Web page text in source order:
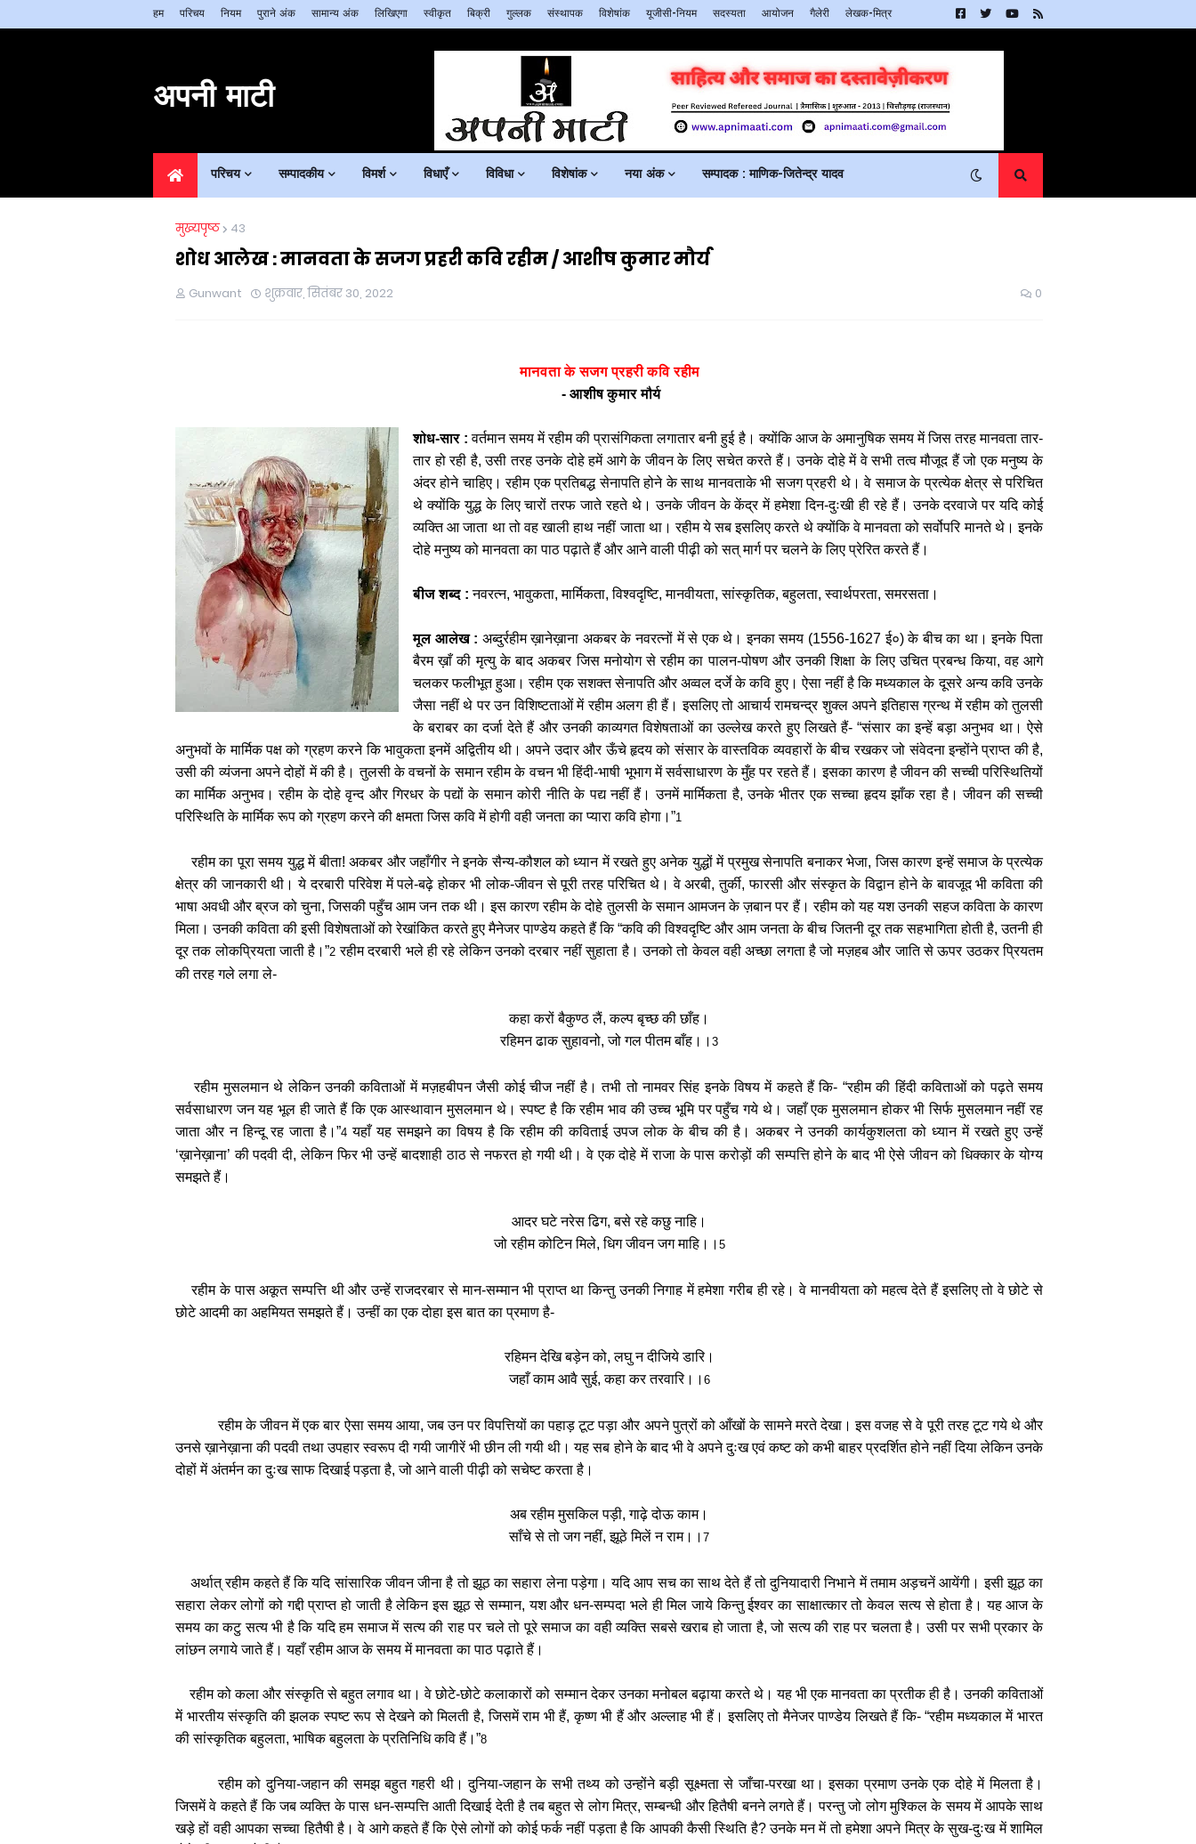
हम परिचय नियम पुराने अंक सामान्य अंक लिखिएगा स्वीकृत बिक्री गुल्लक संस्थापक विशेषांक यूजीसी-नियम सदस्यता आयोजन गैलेरी लेखक-मित्र
अपनी माटी
परिचय सम्पादकीय विमर्श विधाएँ विविधा विशेषांक नया अंक सम्पादक : माणिक-जितेन्द्र यादव
मुख्यपृष्ठ 43
शोध आलेख : मानवता के सजग प्रहरी कवि रहीम / आशीष कुमार मौर्य
Gunwant शुक्रवार, सितंबर 30, 2022 0
मानवता के सजग प्रहरी कवि रहीम
- आशीष कुमार मौर्य
शोध-सार :वर्तमान समय में रहीम की प्रासंगिकता लगातार बनी हुई है। क्योंकि आज के अमानुषिक समय में जिस तरह मानवता तार-
तार हो रही है, उसी तरह उनके दोहे हमें आगे के जीवन के लिए सचेत करते हैं। उनके दोहेमें वे सभी तत्व मौजूद हैं जो एक मनुष्य के
अंदर होने चाहिए। रहीम एक प्रतिबद्ध सेनापति होने के साथ मानवताके भी सजग प्रहरी थे। वे समाज के प्रत्येक क्षेत्र से परिचित
थे क्योंकि युद्ध के लिए चारों तरफ जाते रहते थे। उनके जीवन के केंद्र में हमेशा दिन-दुःखी ही रहे हैं। उनके दरवाजे पर यदि कोई
व्यक्ति आ जाता था तो वह खाली हाथ नहीं जाता था। रहीम ये सब इसलिए करते थे क्योंकि वे मानवता को सर्वोपरि मानते थे। इनके
दोहे मनुष्य को मानवता का पाठ पढ़ाते हैं और आने वाली पीढ़ी को सत् मार्ग पर चलने के लिए प्रेरित करते हैं।
बीज शब्द :नवरत्न, भावुकता, मार्मिकता, विश्वदृष्टि, मानवीयता, सांस्कृतिक, बहुलता, स्वार्थपरता, समरसता।
मूल आलेख : अब्दुर्रहीम ख़ानेख़ाना अकबर के नवरत्नों में से एक थे। इनका समय (1556-1627 ई०) के बीच का था। इनके पिता
बैरम ख़ाँ की मृत्यु के बाद अकबर जिस मनोयोग से रहीम का पालन-पोषण और उनकी शिक्षा के लिए उचित प्रबन्ध किया, वह आगे
चलकर फलीभूत हुआ। रहीम एक सशक्त सेनापति और अव्वल दर्जे के कवि हुए। ऐसा नहीं है कि मध्यकाल के दूसरे अन्य कवि उनके
जैसा नहीं थे पर उन विशिष्टताओं में रहीम अलग ही हैं। इसलिए तो आचार्य रामचन्द्र शुक्ल अपने इतिहास ग्रन्थ में रहीम को तुलसी
के बराबर का दर्जा देते हैं और उनकी काव्यगत विशेषताओं का उल्लेख करते हुए लिखते हैं-“संसार का इन्हें बड़ा अनुभव था। ऐसे
अनुभवों के मार्मिक पक्ष को ग्रहण करने कि भावुकता इनमें अद्वितीय थी। अपने उदार और ऊँचे हृदय को संसार के वास्तविक व्यवहारों के बीच रखकर जो संवेदना इन्होंने प्राप्त की है,
उसी की व्यंजना अपने दोहों में की है। तुलसी के वचनों के समान रहीम के वचन भी हिंदी-भाषी भूभाग में सर्वसाधारण के मुँह पर रहते हैं। इसका कारण है जीवन की सच्ची परिस्थितियों
का मार्मिक अनुभव। रहीम के दोहे वृन्द और गिरधर के पद्यों के समान कोरी नीति के पद्य नहीं हैं। उनमें मार्मिकता है, उनके भीतर एक सच्चा हृदय झाँक रहा है। जीवन की सच्ची
परिस्थिति के मार्मिक रूप को ग्रहण करने की क्षमता जिस कवि में होगी वही जनता का प्यारा कवि होगा।”1
रहीम का पूरा समय युद्ध में बीता! अकबर और जहाँगीर ने इनके सैन्य-कौशल को ध्यान में रखते हुए अनेक युद्धों में प्रमुख सेनापति बनाकर भेजा, जिस कारण इन्हें समाज के प्रत्येक
क्षेत्र की जानकारी थी। ये दरबारी परिवेश में पले-बढ़े होकर भी लोक-जीवन से पूरी तरह परिचित थे। वे अरबी, तुर्की, फारसी और संस्कृत के विद्वान होने के बावजूद भी कविता की
भाषा अवधी और ब्रज को चुना, जिसकी पहुँच आम जन तक थी। इस कारण रहीम के दोहे तुलसी के समान आमजन के ज़बान पर हैं। रहीम को यह यश उनकी सहज कविता के कारण
मिला। उनकी कविता की इसी विशेषताओं को रेखांकित करते हुए मैनेजर पाण्डेय कहते हैं कि “कवि की विश्वदृष्टि और आम जनता के बीच जितनी दूर तक सहभागिता होती है, उतनी ही
दूर तक लोकप्रियता जाती है।”2 रहीम दरबारी भले ही रहे लेकिन उनको दरबार नहीं सुहाता है। उनको तो केवल वही अच्छा लगता है जो मज़हब और जाति से ऊपर उठकर प्रियतम
की तरह गले लगा ले-
कहा करों बैकुण्ठ लैं, कल्प बृच्छ की छाँह।
रहिमन ढाक सुहावनो, जो गल पीतम बाँह।। 3
रहीम मुसलमान थे लेकिन उनकी कविताओं में मज़हबीपन जैसी कोई चीज नहीं है। तभी तो नामवर सिंह इनके विषय में कहते हैं कि- “रहीम की हिंदी कविताओं को पढ़ते समय
सर्वसाधारण जन यह भूल ही जाते हैं कि एक आस्थावान मुसलमान थे। स्पष्ट है कि रहीम भाव की उच्च भूमि पर पहुँच गये थे। जहाँ एक मुसलमान होकर भी सिर्फ मुसलमान नहीं रह
जाता और न हिन्दू रह जाता है।”4 यहाँ यह समझने का विषय है कि रहीम की कविताई उपज लोक के बीच की है। अकबर ने उनकी कार्यकुशलता को ध्यान में रखते हुए उन्हें
‘ख़ानेख़ाना’ की पदवी दी, लेकिन फिर भी उन्हें बादशाही ठाठ से नफरत हो गयी थी। वे एक दोहे में राजा के पास करोड़ों की सम्पत्ति होने के बाद भी ऐसे जीवन को धिक्कार के योग्य
समझते हैं।
आदर घटे नरेस ढिग, बसे रहे कछु नाहि।
जो रहीम कोटिन मिले, धिग जीवन जग माहि।। 5
रहीम के पास अकूत सम्पत्ति थी और उन्हें राजदरबार से मान-सम्मान भी प्राप्त था किन्तु उनकी निगाह में हमेशा गरीब ही रहे। वे मानवीयता को महत्व देते हैं इसलिए तो वे छोटे से
छोटे आदमी का अहमियत समझते हैं। उन्हीं का एक दोहा इस बात का प्रमाण है-
रहिमन देखि बड़ेन को, लघु न दीजिये डारि।
जहाँ काम आवै सुई, कहा कर तरवारि।। 6
रहीम के जीवन में एक बार ऐसा समय आया, जब उन पर विपत्तियों का पहाड़ टूट पड़ा और अपने पुत्रों को आँखों के सामने मरते देखा। इस वजह से वे पूरी तरह टूट गये थे और
उनसे ख़ानेख़ाना की पदवी तथा उपहार स्वरूप दी गयी जागीरें भी छीन ली गयी थी। यह सब होने के बाद भी वे अपने दुःख एवं कष्ट को कभी बाहर प्रदर्शित होने नहीं दिया लेकिन उनके
दोहों में अंतर्मन का दुःख साफ दिखाई पड़ता है, जो आने वाली पीढ़ी को सचेष्ट करता है।
अब रहीम मुसकिल पड़ी, गाढ़े दोऊ काम।
साँचे से तो जग नहीं, झूठे मिलें न राम।। 7
अर्थात् रहीम कहते हैं कि यदि सांसारिक जीवन जीना है तो झूठ का सहारा लेना पड़ेगा। यदि आप सच का साथ देते हैं तो दुनियादारी निभाने में तमाम अड़चनें आयेंगी। इसी झूठ का
सहारा लेकर लोगों को गद्दी प्राप्त हो जाती है लेकिन इस झूठ से सम्मान, यश और धन-सम्पदा भले ही मिल जाये किन्तु ईश्वर का साक्षात्कार तो केवल सत्य से होता है। यह आज के
समय का कटु सत्य भी है कि यदि हम समाज में सत्य की राह पर चले तो पूरे समाज का वही व्यक्ति सबसे खराब हो जाता है, जो सत्य की राह पर चलता है। उसी पर सभी प्रकार के
लांछन लगाये जाते हैं। यहाँ रहीम आज के समय में मानवता का पाठ पढ़ाते हैं।
रहीम को कला और संस्कृति से बहुत लगाव था। वे छोटे-छोटे कलाकारों को सम्मान देकर उनका मनोबल बढ़ाया करते थे। यह भी एक मानवता का प्रतीक ही है। उनकी कविताओं
में भारतीय संस्कृति की झलक स्पष्ट रूप से देखने को मिलती है, जिसमें राम भी हैं, कृष्ण भी हैं और अल्लाह भी हैं। इसलिए तो मैनेजर पाण्डेय लिखते हैं कि- “रहीम मध्यकाल में भारत
की सांस्कृतिक बहुलता, भाषिक बहुलता के प्रतिनिधि कवि हैं।”8
रहीम को दुनिया-जहान की समझ बहुत गहरी थी। दुनिया-जहान के सभी तथ्य को उन्होंने बड़ी सूक्ष्मता से जाँचा-परखा था। इसका प्रमाण उनके एक दोहे में मिलता है।
जिसमें वे कहते हैं कि जब व्यक्ति के पास धन-सम्पत्ति आती दिखाई देती है तब बहुत से लोग मित्र, सम्बन्धी और हितैषी बनने लगते हैं। परन्तु जो लोग मुश्किल के समय में आपके साथ
खड़े हों वही आपका सच्चा हितैषी है। वे आगे कहते हैं कि ऐसे लोगों को कोई फर्क नहीं पड़ता है कि आपकी कैसी स्थिति है? उनके मन में तो हमेशा अपने मित्र के सुख-दुःख में शामिल